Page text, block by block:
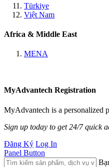
Türkiye
Việt Nam
Africa & Middle East
MENA
MyAdvantech Registration
MyAdvantech is a personalized
Sign up today to get 24/7 quick
Đăng Ký Log In
Panel Button